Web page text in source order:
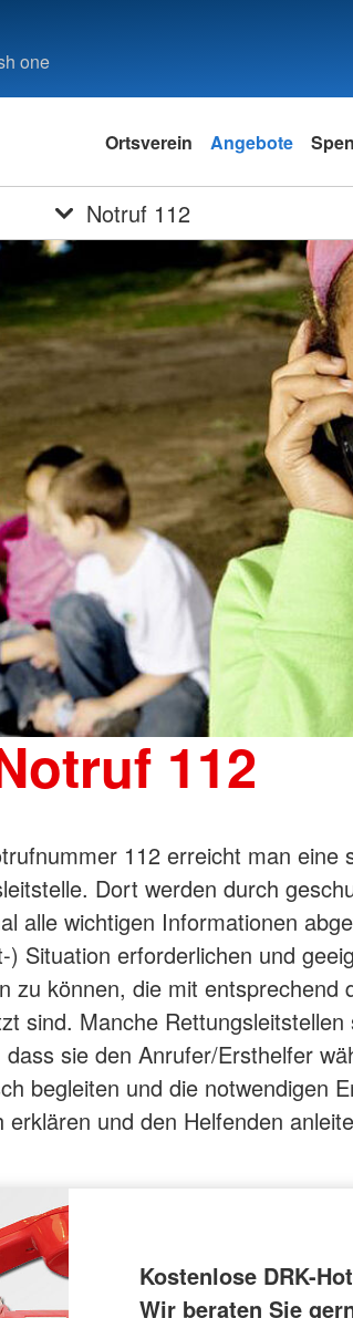
one
Ortsverein Angebote
Notruf 112
112
112 erreicht man eine
Dort werden durch
alle wichtigen Informationen
Situation erforderlichen und
zu können, die mit entsprechend
sind. Manche Rettungsleitstellen
sie den Anrufer/Ersthelfer
begleiten und die notwendigen
und den Helfenden
Kostenlose DRK-
Wir beraten Sie